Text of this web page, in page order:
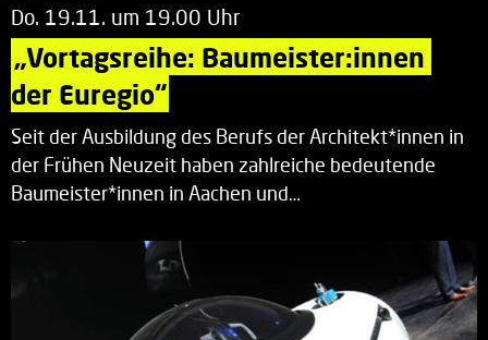
Do. 19.11. um 19.00 Uhr
„Vortagsreihe: Baumeister:innen
der Euregio“
Seit der Ausbildung des Berufs der Architekt*innen in
der Frühen Neuzeit haben zahlreiche bedeutende
Baumeister*innen in Aachen und…